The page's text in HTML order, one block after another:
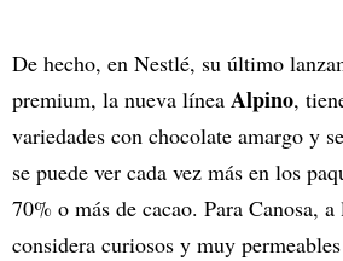
De hecho, en Nestlé, su último
premium, la nueva línea Alpino,
variedades con chocolate amargo y
se puede ver cada vez más en los
70% o más de cacao. Para Canosa,
considera curiosos y muy